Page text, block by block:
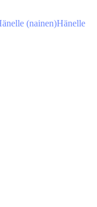
(nainen)Hänelle